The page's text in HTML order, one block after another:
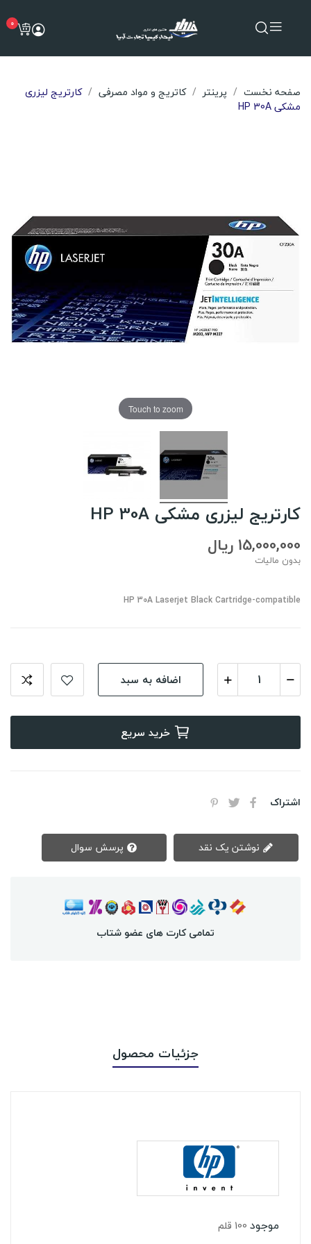
0
صفحه نخست پرینتر کاتریج و مواد مصرفی
کارتریج لیزری
مشکی HP 30A
Touch to zoom
کارتریج لیزری مشکی HP 30A
15,000,000 ریال
بدون مالیات
HP 30A Laserjet Black Cartridge-compatible
اضافه به سبد
خرید سریع
اشتراک
تمامی کارت های عضو شتاب
جزئیات محصول
موجود 100 قلم